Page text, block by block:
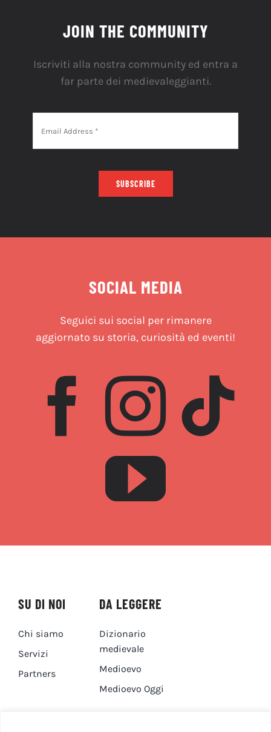
JOIN THE COMMUNITY
Iscriviti alla nostra community ed entra a
far parte dei medievaleggianti.
SUBSCRIBE
SOCIAL MEDIA
Seguici sui social per rimanere
aggiornato su storia, curiosità ed eventi!
SU DI NOI
Chi siamo
Servizi
Partners
DA LEGGERE
Dizionario
medievale
Medioevo
Medioevo Oggi